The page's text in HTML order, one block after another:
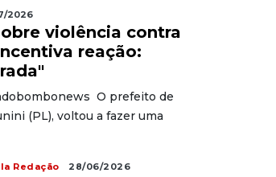
2026
violência contra
reação:
O prefeito de
(PL), voltou a fazer uma
Redação 28/06/2026